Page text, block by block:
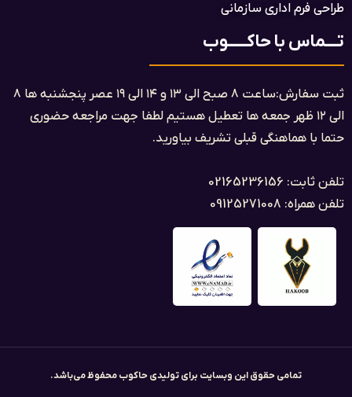
طراحی فرم اداری سازمانی
تــــماس با حاکــــــوب
ثبت سفارش:ساعت ۸ صبح الی ۱۳ و ۱۴ الی ۱۹ عصر پنجشنبه ها ۸
الی ۱۲ ظهر جمعه ها تعطیل هستیم لطفا جهت مراجعه حضوری
حتما با هماهنگی قبلی تشریف بیاورید.
تلفن ثابت: 02165236156
تلفن همراه: 09125271008
تمامی حقوق این وبسایت برای تولیدی حاکوب محفوظ می‌باشد.